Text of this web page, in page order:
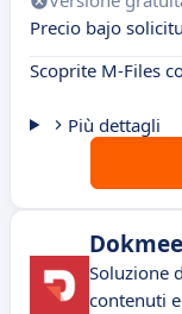
Precio bajo
Scoprite M-Files
Più dettagli
Dokmee
Soluzione
contenuti